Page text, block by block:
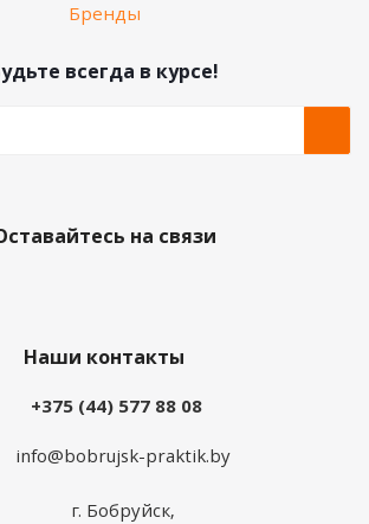
Бренды
всегда в курсе!
на связи
Наши контакты
+375 (44) 577 88 08
info@bobrujsk-praktik.by
г. Бобруйск,